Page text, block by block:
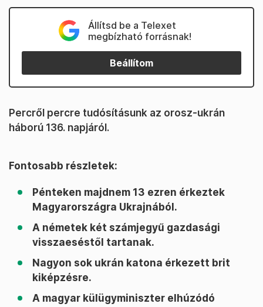
Állítsd be a Telexet
megbízható forrásnak!
Beállítom
Percről percre tudósításunk az orosz-ukrán
háború 136. napjáról.
Fontosabb részletek:
Pénteken majdnem 13 ezren érkeztek
Magyarországra Ukrajnából.
A németek két számjegyű gazdasági
visszaeséstől tartanak.
Nagyon sok ukrán katona érkezett brit
kiképzésre.
A magyar külügyminiszter elhúzódó